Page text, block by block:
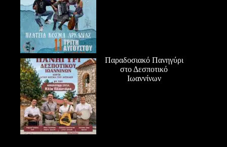
Παραδοσιακό Πανηγύρι
στο Δεσποτικό
Ιωαννίνων